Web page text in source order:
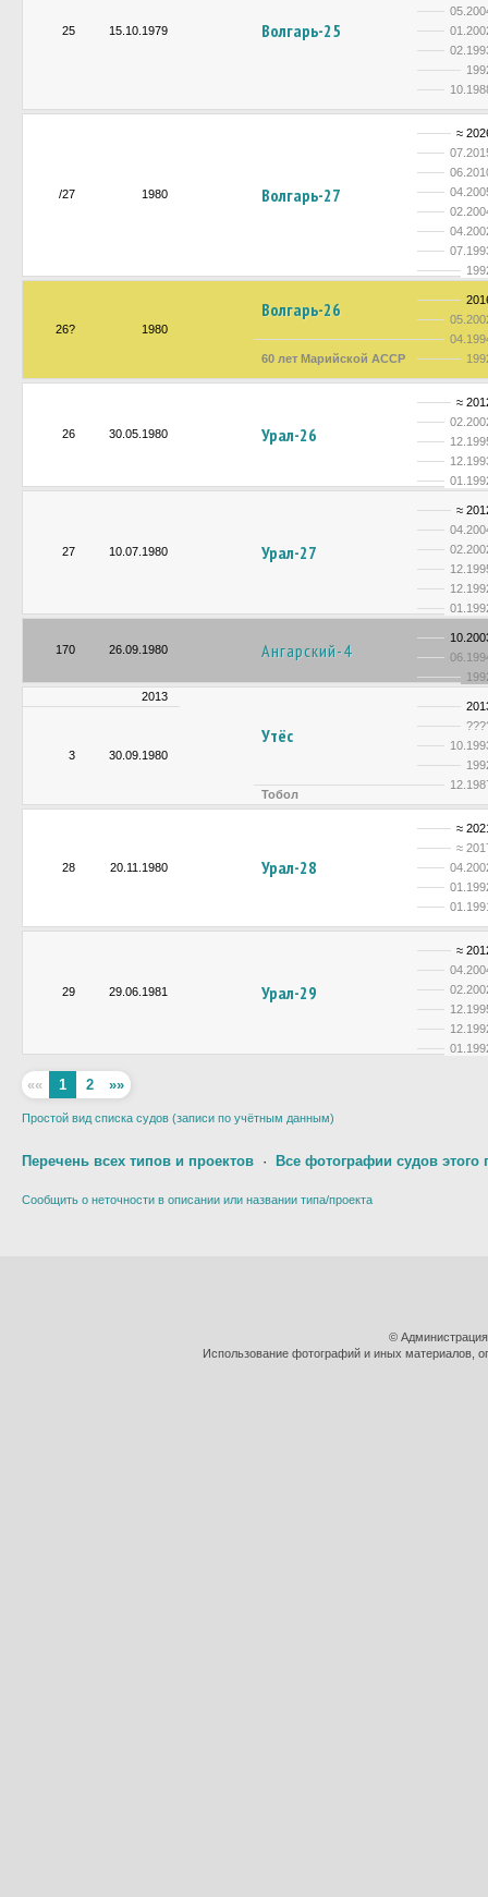
25 15.10.1979 Волгарь-25
/27 1980 Волгарь-27
≈
26? 1980
Волгарь-26
60 лет Марийской АССР
26 30.05.1980 Урал-26
≈
27 10.07.1980 Урал-27
≈
170 26.09.1980 Ангарский-4
2013
Утёс
3 30.09.1980
Тобол
28 20.11.1980 Урал-28
≈
≈
29 29.06.1981 Урал-29
≈
«« 1 2 »»
Простой вид списка судов (записи по учётным данным)
Перечень всех типов и проектов · Все фотографии судов этого
Сообщить о неточности в описании или названии типа/проекта
©
Использование фотографий и иных материалов,